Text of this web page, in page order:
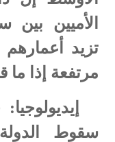
الأميين بين
تزيد
مرتفعة إذا ما
سقوط الدولة